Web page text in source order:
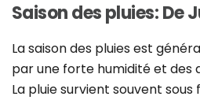
Saison des pluies: De
La saison des pluies est
par une forte humidité et des
La pluie survient souvent